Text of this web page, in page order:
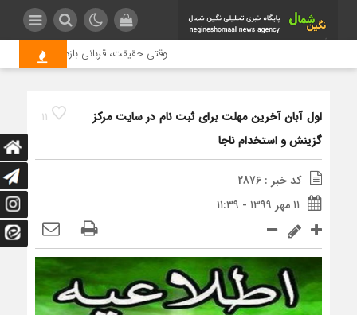
وقتی حقیقت، قربانی بازدید بیشتر
11
اول آبان آخرین مهلت برای ثبت نام در سایت مرکز
گزینش و استخدام ناجا
کد خبر : 2876
۱۱ مهر ۱۳۹۹ - ۱۱:۳۹